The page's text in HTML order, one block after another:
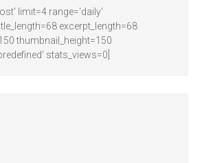
limit=4 range='daily'
excerpt_length=68
thumbnail_height=150
stats_views=0]